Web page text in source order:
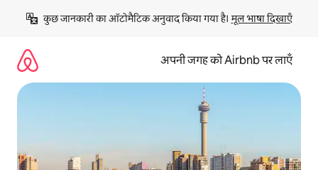
छोड़कर
कॉन्टेंट
कुछ जानकारी का ऑटोमैटिक अनुवाद किया गया है। मूल भाषा दिखाएँ
अपनी जगह को Airbnb पर लाएँ